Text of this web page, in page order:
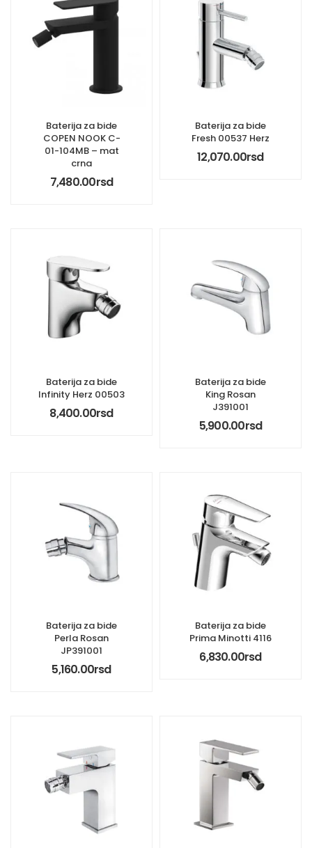
Baterija za bide
COPEN NOOK C-
01-104MB – mat
crna
7,480.00rsd
Baterija za bide
Fresh 00537 Herz
12,070.00rsd
Baterija za bide
Infinity Herz 00503
8,400.00rsd
Baterija za bide
King Rosan
J391001
5,900.00rsd
Baterija za bide
Perla Rosan
JP391001
5,160.00rsd
Baterija za bide
Prima Minotti 4116
6,830.00rsd